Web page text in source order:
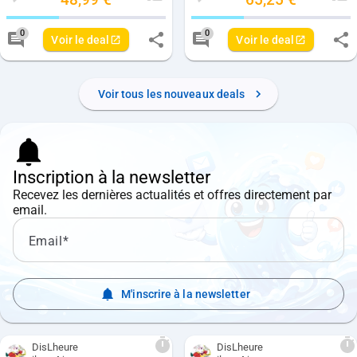
Nombre de votes negatives pour ce deal:
Nombre de votes
0
Nombre de commentaires pour ce deal: 0
Voir le deal
Nombre de votes
0
Nombre de
Voir le deal
Voir tous les nouveaux deals
Inscription à la newsletter
Recevez les dernières actualités et offres directement par
email.
Email
M'inscrire à la newsletter
DisLheure
DisLheure